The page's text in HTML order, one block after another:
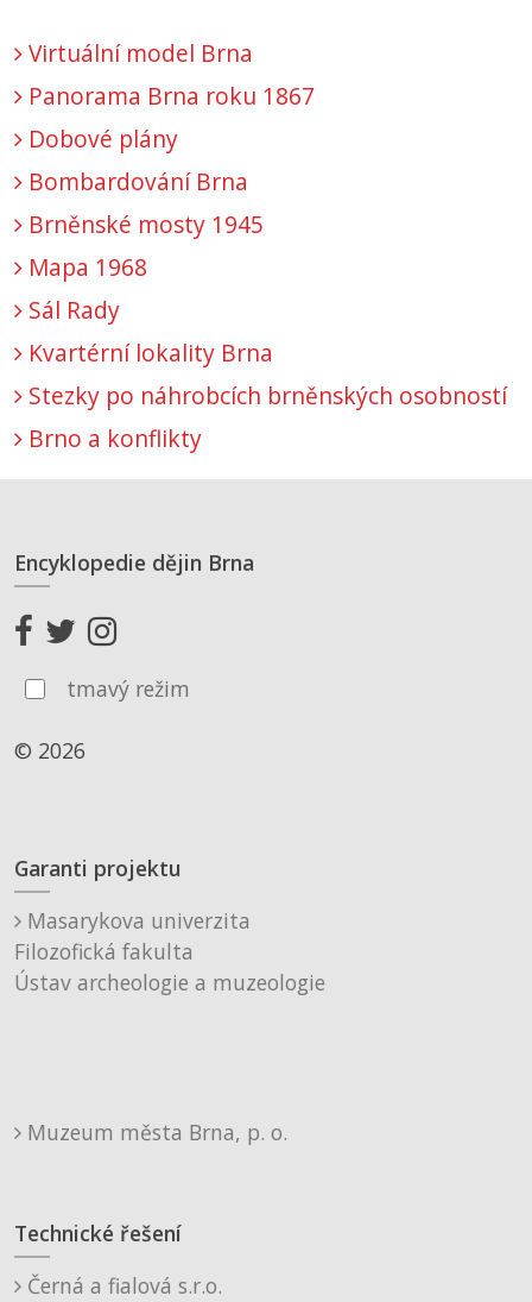
Virtuální model Brna
Panorama Brna roku 1867
Dobové plány
Bombardování Brna
Brněnské mosty 1945
Mapa 1968
Sál Rady
Kvartérní lokality Brna
Stezky po náhrobcích brněnských osobností
Brno a konflikty
Encyklopedie dějin Brna
tmavý režim
© 2026
Garanti projektu
Masarykova univerzita
Filozofická fakulta
Ústav archeologie a muzeologie
Muzeum města Brna, p. o.
Technické řešení
Černá a fialová s.r.o.